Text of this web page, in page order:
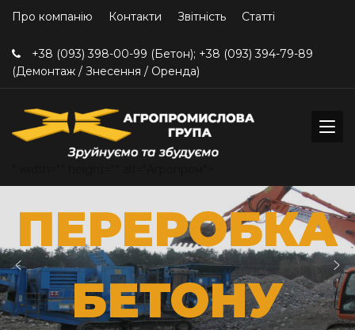
Про компанію Контакти Звітність Статті
+38 (093) 398-00-99 (Бетон); +38 (093) 394-79-89
(Демонтаж / Знесення / Оренда)
ПЕРЕРОБКА
БЕТОНУ